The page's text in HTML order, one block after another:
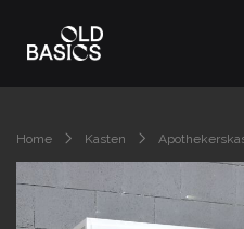
Home Kasten